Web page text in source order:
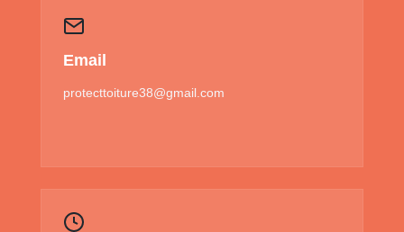
Email
protecttoiture38@gmail.com